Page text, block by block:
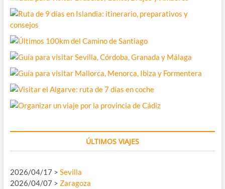
ÚLTIMOS VIAJES
2026/04/17 > Sevilla
2026/04/07 > Zaragoza